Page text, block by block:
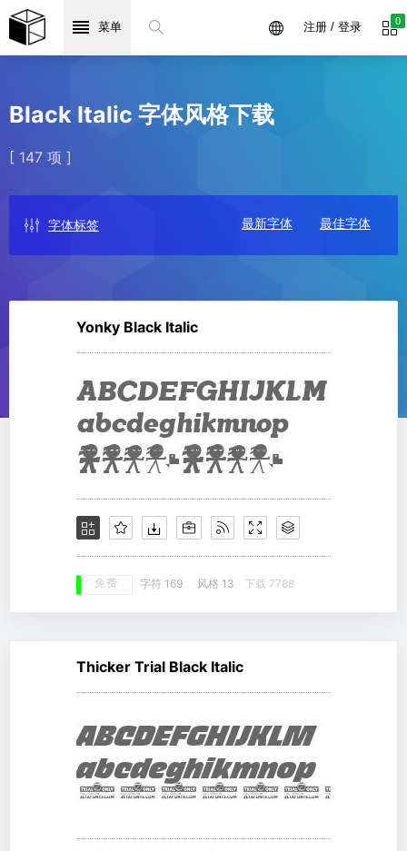
菜单 0
注册 / 登录
Black Italic 字体风格下载
[ 147 项 ]
字体标签 最新字体 最佳字体
Yonky Black Italic
免费 字符 169 风格 13 下载 7788
Thicker Trial Black Italic